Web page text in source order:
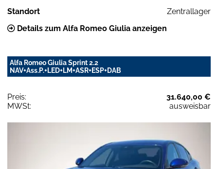
Standort
Zentrallager
Details zum Alfa Romeo Giulia anzeigen
Alfa Romeo Giulia Sprint 2.2
NAV+Ass.P.+LED+LM+ASR+ESP+DAB
Preis:
31.640,00 €
MWSt:
ausweisbar